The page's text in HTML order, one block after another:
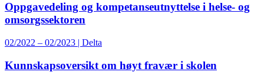
Oppgavedeling og kompetanseutnyttelse i helse- og
omsorgssektoren
02/2022 – 02/2023 | Delta
Kunnskapsoversikt om høyt fravær i skolen